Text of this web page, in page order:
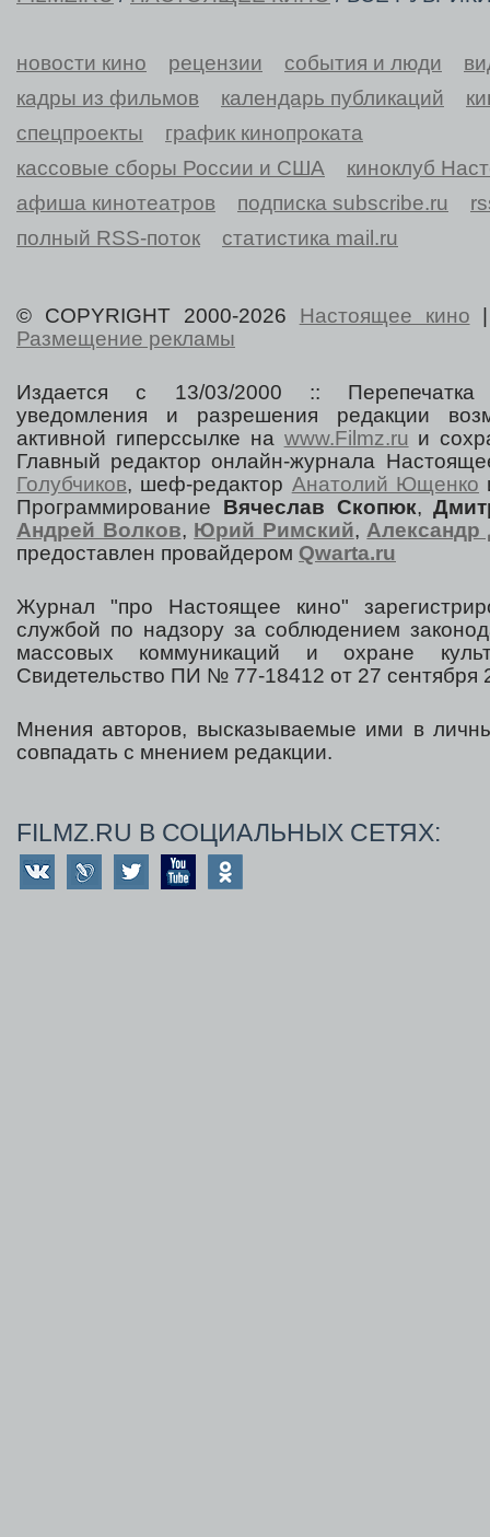
новости кино рецензии события и люди
кадры из фильмов
календарь публикаций
спецпроекты
график кинопроката
кассовые сборы России и США
киноклуб
афиша кинотеатров
подписка subscribe.ru
полный RSS-поток
статистика mail.ru
© COPYRIGHT 2000-2026 Настоящее кино
Размещение рекламы
Издается с 13/03/2000 :: Перепечатка
уведомления и разрешения редакции
активной гиперссылке на www.Filmz.ru и
Главный редактор онлайн-журнала
Голубчиков, шеф-редактор Анатолий Ющенко
Программирование Вячеслав Скопюк,
Андрей Волков, Юрий Римский, Александр
предоставлен провайдером Qwarta.ru
Журнал "про Настоящее кино"
службой по надзору за соблюдением
массовых коммуникаций и охране
Свидетельство ПИ № 77-18412 от 27 сентября
Мнения авторов, высказываемые ими в
совпадать с мнением редакции.
FILMZ.RU В СОЦИАЛЬНЫХ СЕТЯХ: